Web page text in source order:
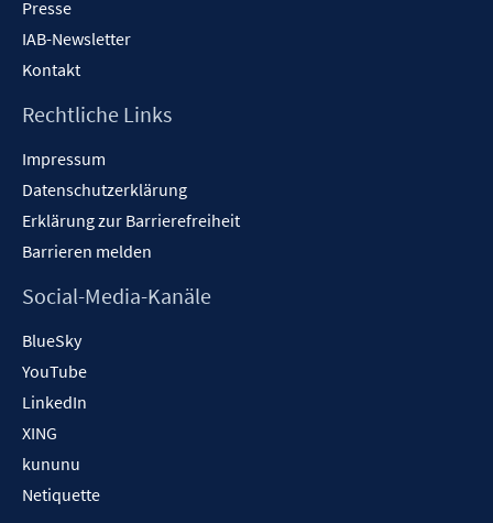
Presse
IAB-Newsletter
Kontakt
Rechtliche Links
Impressum
Datenschutzerklärung
Erklärung zur Barrierefreiheit
Barrieren melden
Social-Media-Kanäle
BlueSky
YouTube
LinkedIn
XING
kununu
Netiquette